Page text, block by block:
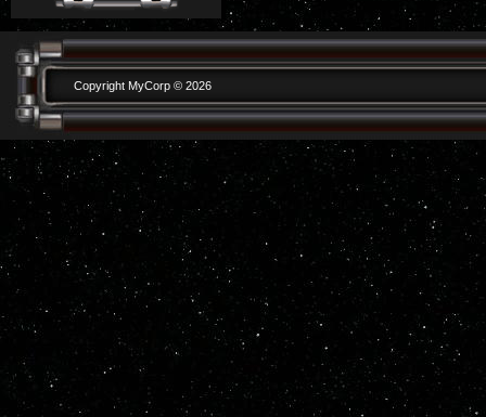
Copyright MyCorp © 2026